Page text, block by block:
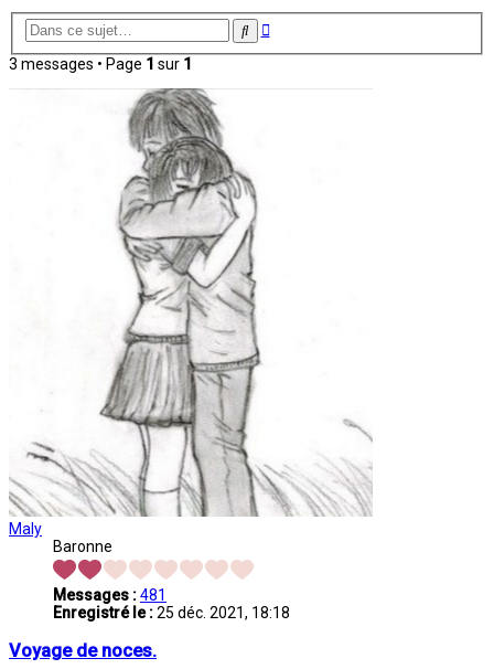
Rechercher
Recherche
3 messages • Page 1 sur 1
Maly
Baronne
Messages :481
Enregistré le :25 déc. 2021, 18:18
Voyage de noces.